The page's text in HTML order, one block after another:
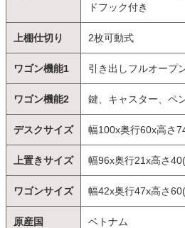
ドフック付き
上棚仕切り 2枚可動式
ワゴン機能1 引き出しフルオープ
ワゴン機能2 鍵、キャスター、ペ
デスクサイズ 幅100x奥行60x高さ
上置きサイズ 幅96x奥行21x高さ
ワゴンサイズ 幅42x奥行47x高さ
原産国 ベトナム